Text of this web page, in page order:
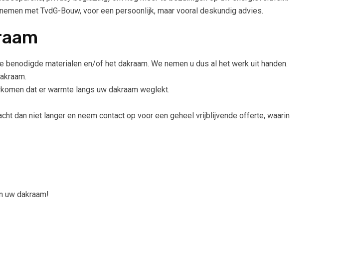
met TvdG-Bouw, voor een persoonlijk, maar vooral deskundig advies.
materialen en/of het dakraam. We nemen u dus al het werk uit handen.
dat er warmte langs uw dakraam weglekt.
dan niet langer en neem contact op voor een geheel vrijblijvende offerte, waarin
uw dakraam!